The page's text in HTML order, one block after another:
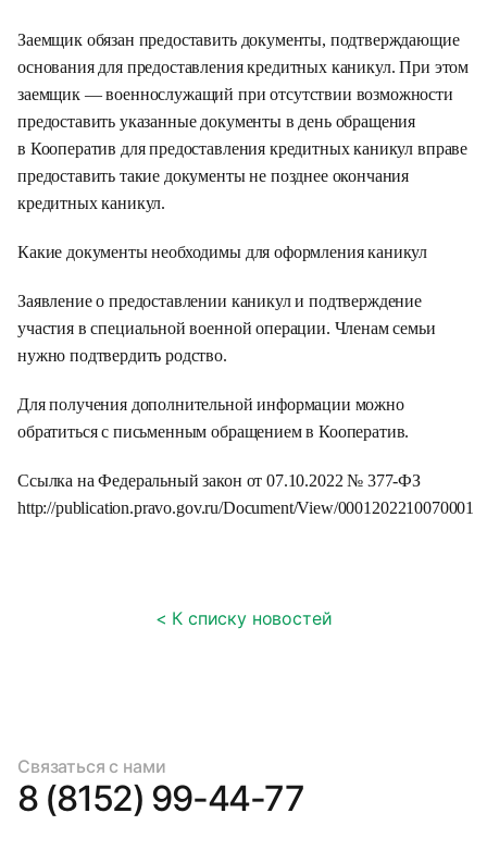
Заемщик обязан предоставить документы, подтверждающие
основания для предоставления кредитных каникул. При этом
заемщик — военнослужащий при отсутствии возможности
предоставить указанные документы в день обращения
в Кооператив для предоставления кредитных каникул вправе
предоставить такие документы не позднее окончания
кредитных каникул.
Какие документы необходимы для оформления каникул
Заявление о предоставлении каникул и подтверждение
участия в специальной военной операции. Членам семьи
нужно подтвердить родство.
Для получения дополнительной информации можно
обратиться с письменным обращением в Кооператив.
Ссылка на Федеральный закон от 07.10.2022 № 377-ФЗ
http://publication.pravo.gov.ru/Document/View/0001202210070001
< К списку новостей
Связаться с нами
8 (8152) 99-44-77